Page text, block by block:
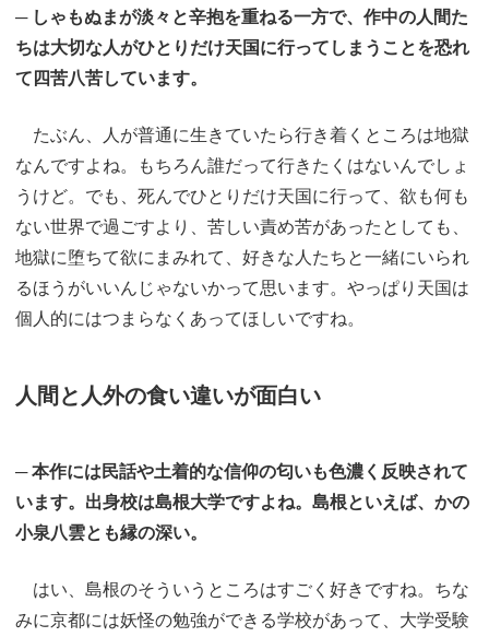
─ しゃもぬまが淡々と辛抱を重ねる一方で、作中の人間た
ちは大切な人がひとりだけ天国に行ってしまうことを恐れ
て四苦八苦しています。
たぶん、人が普通に生きていたら行き着くところは地獄
なんですよね。もちろん誰だって行きたくはないんでしょ
うけど。でも、死んでひとりだけ天国に行って、欲も何も
ない世界で過ごすより、苦しい責め苦があったとしても、
地獄に堕ちて欲にまみれて、好きな人たちと一緒にいられ
るほうがいいんじゃないかって思います。やっぱり天国は
個人的にはつまらなくあってほしいですね。
人間と人外の食い違いが面白い
─ 本作には民話や土着的な信仰の匂いも色濃く反映されて
います。出身校は島根大学ですよね。島根といえば、かの
小泉八雲とも縁の深い。
はい、島根のそういうところはすごく好きですね。ちな
みに京都には妖怪の勉強ができる学校があって、大学受験